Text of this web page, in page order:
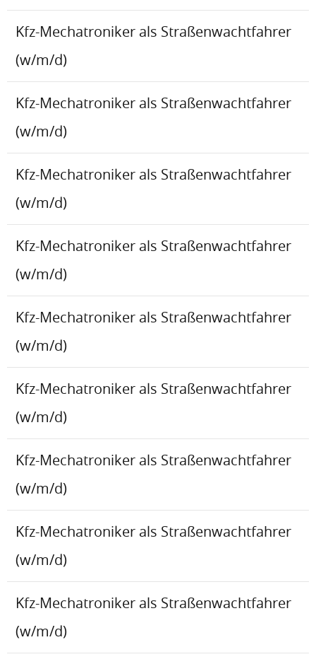
Kfz-Mechatroniker als Straßenwachtfahrer
(w/m/d)
Kfz-Mechatroniker als Straßenwachtfahrer
(w/m/d)
Kfz-Mechatroniker als Straßenwachtfahrer
(w/m/d)
Kfz-Mechatroniker als Straßenwachtfahrer
(w/m/d)
Kfz-Mechatroniker als Straßenwachtfahrer
(w/m/d)
Kfz-Mechatroniker als Straßenwachtfahrer
(w/m/d)
Kfz-Mechatroniker als Straßenwachtfahrer
(w/m/d)
Kfz-Mechatroniker als Straßenwachtfahrer
(w/m/d)
Kfz-Mechatroniker als Straßenwachtfahrer
(w/m/d)